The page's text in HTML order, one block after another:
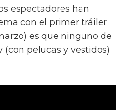
espectadores han
con el primer tráiler
es que ninguno de
(con pelucas y vestidos)